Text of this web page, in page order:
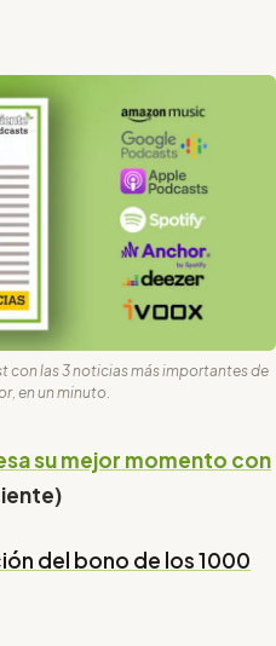
con las 3 noticias más importantes de
en un minuto.
su mejor momento con
del bono de los 1000